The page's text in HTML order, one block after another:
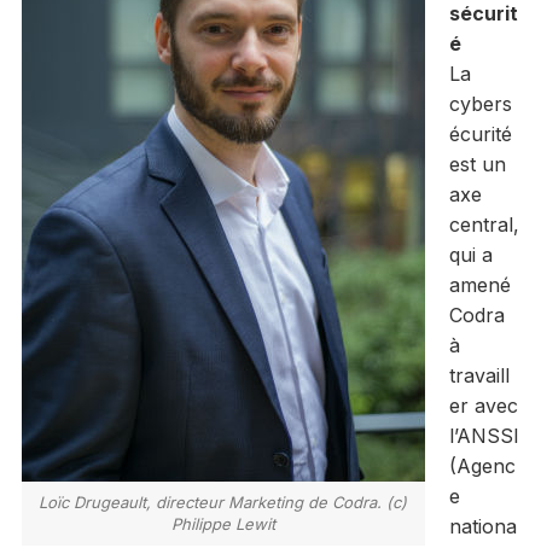
Loïc Drugeault, directeur Marketing de Codra. (c)
Philippe Lewit
sécurit
é
La
cybers
écurité
est un
axe
central,
qui a
amené
Codra
à
travaill
er avec
l’ANSSI
(Agenc
e
nationa